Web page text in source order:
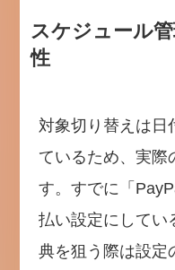
スケジュール
性
対象切り替えは日
ているため、実際
す。すでに「
払い設定にしてい
典を狙う際は設定